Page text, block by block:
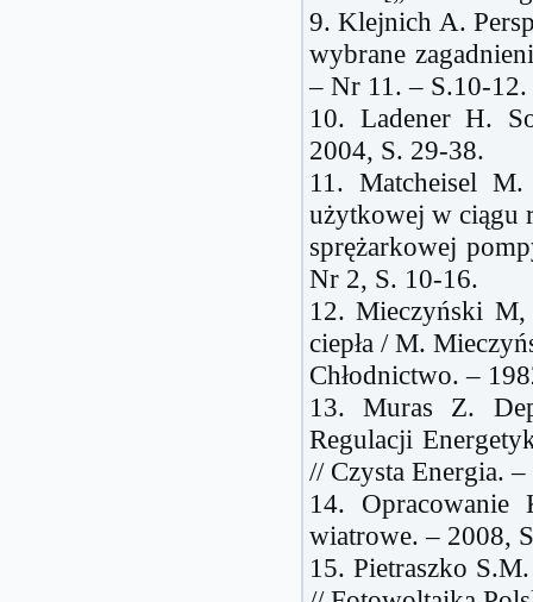
9. Klejnich A.
wybrane
– Nr 11. – S.10-12.
10. Ladener H.
2004, S. 29-38.
11. Matcheisel
użytkowej w ciągu
sprężarkowej
Nr 2, S. 10-16.
12. Mieczyński M,
ciepła / M.
Chłodnictwo. –
13. Muras Z.
Regulacji
// Czysta Energia.
14.
wiatrowe. – 2008,
15. Pietraszko